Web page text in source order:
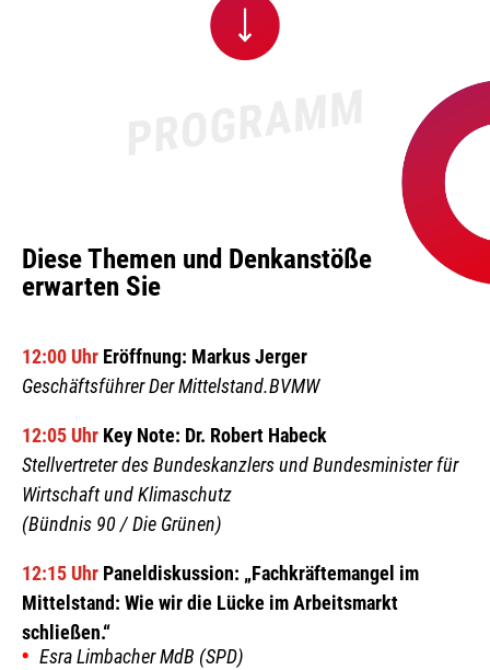
Diese Themen und Denkanstöße
erwarten Sie
12:00 Uhr Eröffnung: Markus Jerger
Geschäftsführer Der Mittelstand.BVMW
12:05 Uhr Key Note: Dr. Robert Habeck
Stellvertreter des Bundeskanzlers und Bundesminister für
Wirtschaft und Klimaschutz
(Bündnis 90 / Die Grünen)
12:15 Uhr Paneldiskussion: „Fachkräftemangel im
Mittelstand: Wie wir die Lücke im Arbeitsmarkt
schließen.“
Esra Limbacher MdB (SPD)